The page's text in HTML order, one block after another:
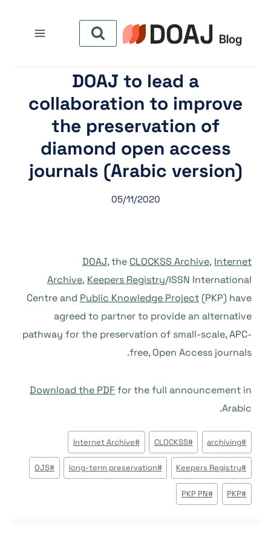
المحتوى
DOAJ to lead a
collaboration to improve
the preservation of
diamond open access
journals (Arabic version)
05/11/2020
DOAJ, the CLOCKSS Archive, Internet
Archive, Keepers Registry/ISSN International
Centre and Public Knowledge Project (PKP) have
agreed to partner to provide an alternative
pathway for the preservation of small-scale, APC-
free, Open Access journals.
Download the PDF for the full announcement in
Arabic.
وسوم
المقال:
#
archiving
#
CLOCKSS
#
Internet Archive
#
Keepers Registry
#
long-term preservation
#
OJS
#
PKP
#
PKP PN